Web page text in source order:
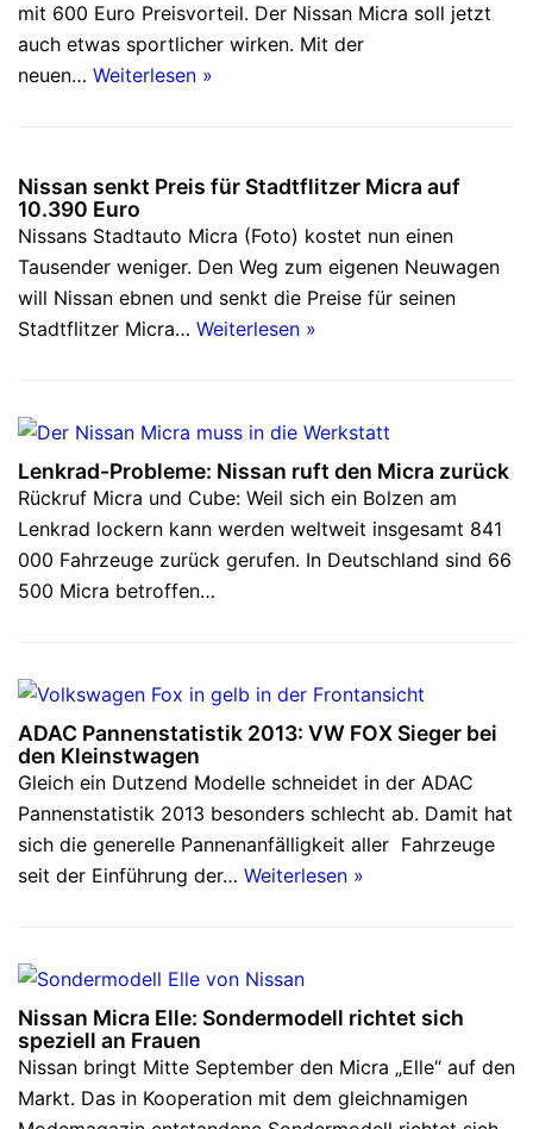
mit 600 Euro Preisvorteil. Der Nissan Micra soll jetzt
auch etwas sportlicher wirken. Mit der
neuen… Weiterlesen »
Nissan senkt Preis für Stadtflitzer Micra auf
10.390 Euro
Nissans Stadtauto Micra (Foto) kostet nun einen
Tausender weniger. Den Weg zum eigenen Neuwagen
will Nissan ebnen und senkt die Preise für seinen
Stadtflitzer Micra… Weiterlesen »
Lenkrad-Probleme: Nissan ruft den Micra zurück
Rückruf Micra und Cube: Weil sich ein Bolzen am
Lenkrad lockern kann werden weltweit insgesamt 841
000 Fahrzeuge zurück gerufen. In Deutschland sind 66
500 Micra betroffen…
ADAC Pannenstatistik 2013: VW FOX Sieger bei
den Kleinstwagen
Gleich ein Dutzend Modelle schneidet in der ADAC
Pannenstatistik 2013 besonders schlecht ab. Damit hat
sich die generelle Pannenanfälligkeit aller Fahrzeuge
seit der Einführung der… Weiterlesen »
Nissan Micra Elle: Sondermodell richtet sich
speziell an Frauen
Nissan bringt Mitte September den Micra „Elle“ auf den
Markt. Das in Kooperation mit dem gleichnamigen